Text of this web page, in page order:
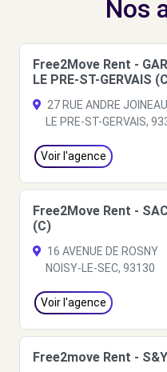
Nos
Free2Move Rent -
LE PRE-ST-GERVAIS
27 RUE ANDRE JOINEAU
LE PRE-ST-GERVAIS,
Voir l'agence
Free2Move Rent -
(C)
16 AVENUE DE ROSNY
NOISY-LE-SEC, 93130
Voir l'agence
Free2move Rent -